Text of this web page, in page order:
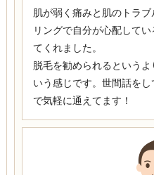
肌が弱く痛みと肌のトラ
リングで自分が心配して
てくれました。
脱毛を勧められるという
いう感じです。世間話を
で気軽に通えてます！